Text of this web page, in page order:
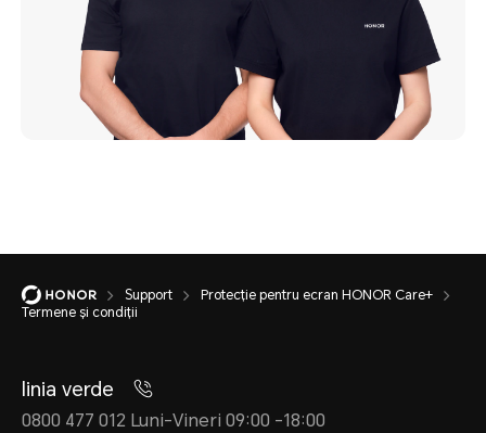
Support
Protecție pentru ecran HONOR Care+
Termene și condiții
linia verde
0800 477 012 Luni-Vineri 09:00 -18:00